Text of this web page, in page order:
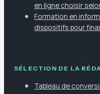
en ligne choisir
Formation en
dispositifs pour
SÉLECTION DE LA
Tableau de